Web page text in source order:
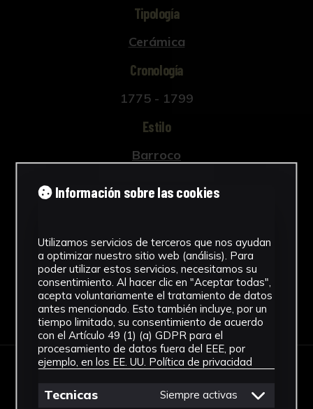
Tipología
Cerámica
Cronología
1775 - 1799
Estilo
Barroco
Técnica
Descargar Ficha
IMÁGENES
Información sobre las cookies
Utilizamos servicios de terceros que nos ayudan
a optimizar nuestro sitio web (análisis). Para
poder utilizar estos servicios, necesitamos su
consentimiento. Al hacer clic en "Aceptar todas",
acepta voluntariamente el tratamiento de datos
antes mencionado. Esto también incluye, por un
tiempo limitado, su consentimiento de acuerdo
con el Artículo 49 (1) (a) GDPR para el
procesamiento de datos fuera del EEE, por
ejemplo, en los EE. UU. Política de privacidad
Tecnicas Siempre activas